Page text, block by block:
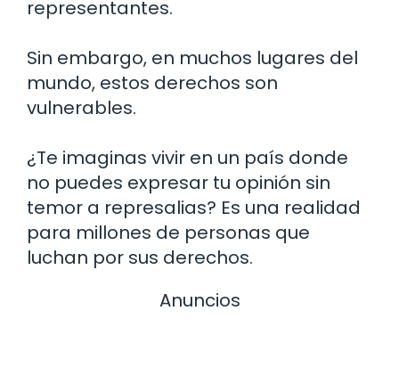
representantes.
Sin embargo, en muchos lugares del
mundo, estos derechos son
vulnerables.
¿Te imaginas vivir en un país donde
no puedes expresar tu opinión sin
temor a represalias? Es una realidad
para millones de personas que
luchan por sus derechos.
Anuncios